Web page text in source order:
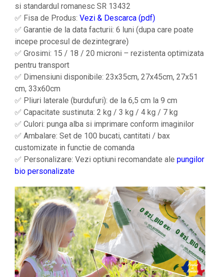
si standardul romanesc SR 13432
✅ Fisa de Produs: Vezi & Descarca (pdf)
✅ Garantie de la data facturii: 6 luni (dupa care poate
incepe procesul de dezintegrare)
✅ Grosimi: 15 / 18 / 20 microni – rezistenta optimizata
pentru transport
✅ Dimensiuni disponibile: 23x35cm, 27x45cm, 27x51
cm, 33x60cm
✅ Pliuri laterale (burdufuri): de la 6,5 cm la 9 cm
✅ Capacitate sustinuta: 2 kg / 3 kg / 4 kg / 7 kg
✅ Culori: punga alba si imprimare conform imaginilor
✅ Ambalare: Set de 100 bucati, cantitati / bax
customizate in functie de comanda
✅ Personalizare: Vezi optiuni recomandate ale pungilor
bio personalizate